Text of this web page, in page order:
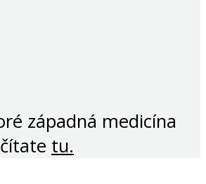
západná medicína
tu.